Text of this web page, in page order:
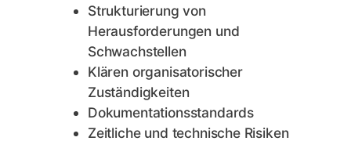
Strukturierung von
Herausforderungen und
Schwachstellen
Klären organisatorischer
Zuständigkeiten
Dokumentationsstandards
Zeitliche und technische Risiken